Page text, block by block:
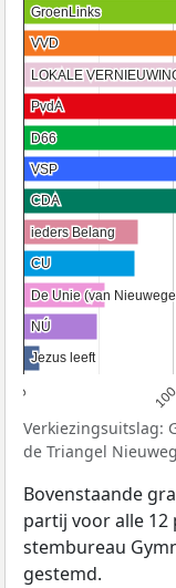
0 100
GroenLinks
GroenLinks
VVD
VVD
LOKALE
LOKALE
PvdA
PvdA
D66
D66
VSP
VSP
CDA
CDA
ieders Belang
ieders Belang
CU
CU
De Unie (van
De Unie (van
NÚ
NÚ
Jezus leeft
Jezus leeft
Verkiezingsuitslag:
de Triangel
Bovenstaande
partij voor alle
stembureau
gestemd.